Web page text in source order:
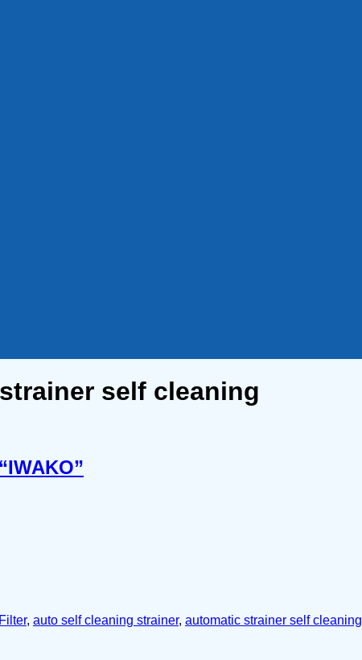
self cleaning
, auto self cleaning strainer, automatic strainer self cleaning